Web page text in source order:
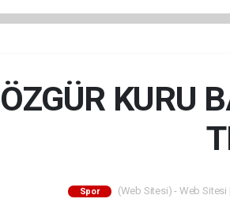
ÖZGÜR KURU
Spor (Web Sitesi) - Web Sitesi